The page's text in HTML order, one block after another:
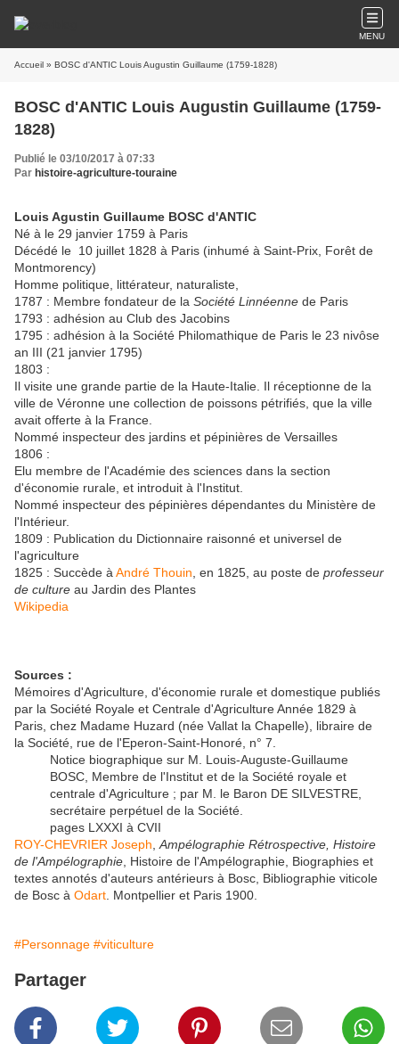
MENU
Accueil » BOSC d'ANTIC Louis Augustin Guillaume (1759-1828)
BOSC d'ANTIC Louis Augustin Guillaume (1759-
1828)
Publié le 03/10/2017 à 07:33
Par histoire-agriculture-touraine
Louis Agustin Guillaume BOSC d'ANTIC
Né à le 29 janvier 1759 à Paris
Décédé le 10 juillet 1828 à Paris (inhumé à Saint-Prix, Forêt de
Montmorency)
Homme politique, littérateur, naturaliste,
1787 : Membre fondateur de la Société Linnéenne de Paris
1793 : adhésion au Club des Jacobins
1795 : adhésion à la Société Philomathique de Paris le 23 nivôse
an III (21 janvier 1795)
1803 :
Il visite une grande partie de la Haute-Italie. Il réceptionne de la
ville de Véronne une collection de poissons pétrifiés, que la ville
avait offerte à la France.
Nommé inspecteur des jardins et pépinières de Versailles
1806 :
Elu membre de l'Académie des sciences dans la section
d'économie rurale, et introduit à l'Institut.
Nommé inspecteur des pépinières dépendantes du Ministère de
l'Intérieur.
1809 : Publication du Dictionnaire raisonné et universel de
l'agriculture
1825 : Succède à André Thouin , en 1825, au poste de professeur
de culture au Jardin des Plantes
Wikipedia
Sources :
Mémoires d'Agriculture, d'économie rurale et domestique publiés
par la Société Royale et Centrale d'Agriculture Année 1829 à
Paris, chez Madame Huzard (née Vallat la Chapelle), libraire de
la Société, rue de l'Eperon-Saint-Honoré, n° 7.
Notice biographique sur M. Louis-Auguste-Guillaume
BOSC, Membre de l'Institut et de la Société royale et
centrale d'Agriculture ; par M. le Baron DE SILVESTRE,
secrétaire perpétuel de la Société.
pages LXXXI à CVII
ROY-CHEVRIER Joseph Ampélographie Rétrospective, Histoire
de l'Ampélographie , Histoire de l'Ampélographie, Biographies et
textes annotés d'auteurs antérieurs à Bosc, Bibliographie viticole
de Bosc à Odart . Montpellier et Paris 1900.
#Personnage #viticulture
Partager